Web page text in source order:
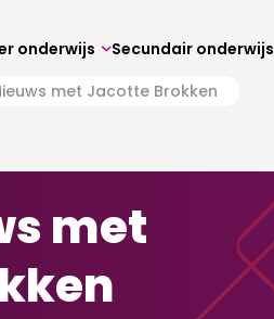
onderwijs Secundair onderwijs
met Jacotte Brokken
met